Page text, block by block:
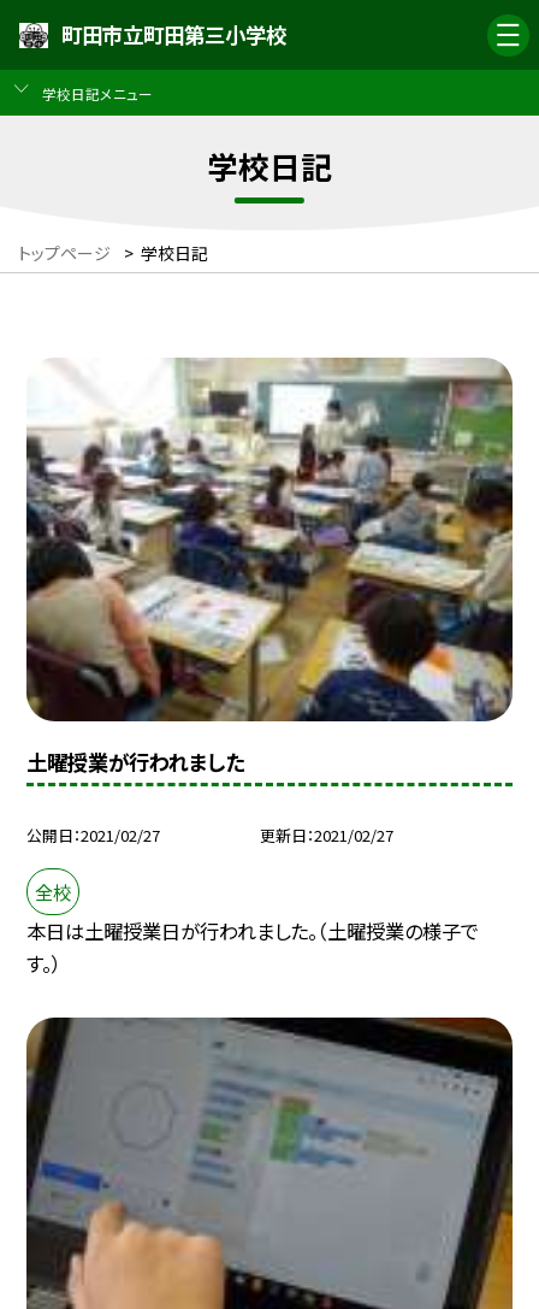
町田市立町田第三小学校
学校日記メニュー
学校日記
トップページ > 学校日記
土曜授業が行われました
公開日 2021/02/27 更新日 2021/02/27
全校
本日は土曜授業日が行われました。（土曜授業の様子で
す。）